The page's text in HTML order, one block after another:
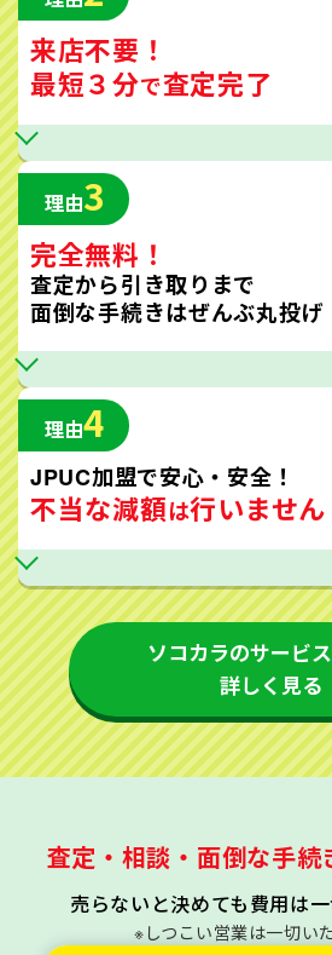
来店不要！
最短３分で査定完了
理由3
完全無料！
査定から引き取りまで
面倒な手続きはぜんぶ丸投げ
理由4
JPUC加盟で安心・安全！
不当な減額は行いません
ソコカラのサービ
詳しく見る
査定・相談・面倒な手続
売らないと決めても費用は
※しつこい営業は一切い